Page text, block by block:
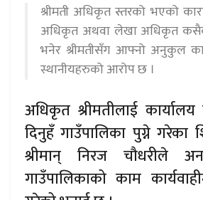
श्रीमती अधिकृत स्तरको भएको
अधिकृत अथवा लेखा अधिकृत
भनेर श्रीमतीसँग आफ्नो अनुकुल
स्थानीयहरुको आरोप छ ।
अधिकृत श्रीमतीलाई
दिनुहँ गाउँपालिका पुग्ने गरेका
श्रीमान् निरज चौधरीले
गाउँपालिकाको काम